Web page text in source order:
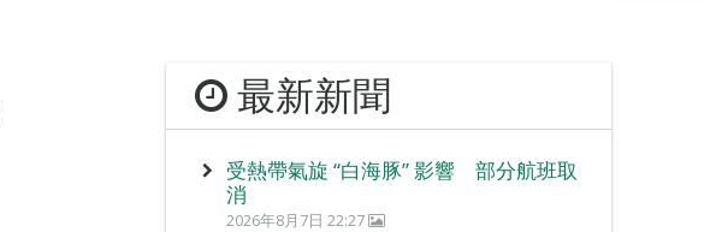
最新新聞
受熱帶氣旋 “白海豚” 影響 部分航班取
消
2026年8月7日 22:27